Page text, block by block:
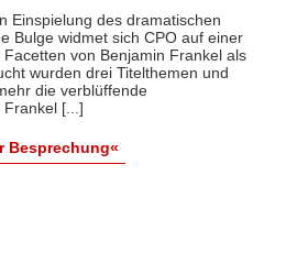
Einspielung des dramatischen
Bulge widmet sich CPO auf einer
von Benjamin Frankel als
wurden drei Titelthemen und
die verblüffende
Frankel [...]
Besprechung«